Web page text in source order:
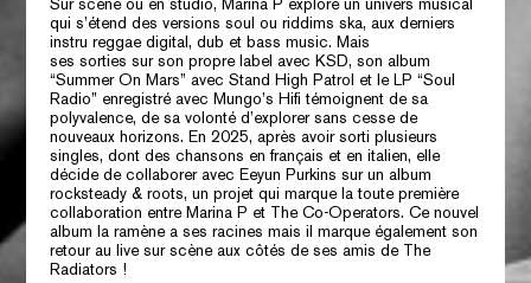
Sur scène ou en studio, Marina P explore un univers musical
qui s’étend des versions soul ou riddims ska, aux derniers
instru reggae digital, dub et bass music. Mais
ses sorties sur son propre label avec KSD, son album
“Summer On Mars” avec Stand High Patrol et le LP “Soul
Radio” enregistré avec Mungo’s Hifi témoignent de sa
polyvalence, de sa volonté d’explorer sans cesse de
nouveaux horizons. En 2025, après avoir sorti plusieurs
singles, dont des chansons en français et en italien, elle
décide de collaborer avec Eeyun Purkins sur un album
rocksteady & roots, un projet qui marque la toute première
collaboration entre Marina P et The Co-Operators. Ce nouvel
album la ramène a ses racines mais il marque également son
retour au live sur scène aux côtés de ses amis de The
Radiators !